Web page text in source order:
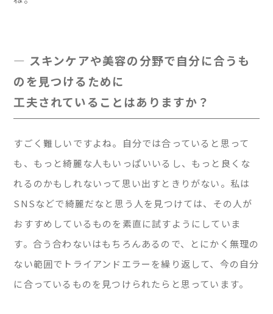
— スキンケアや美容の分野で自分に合うも
のを見つけるために
工夫されていることはありますか？
すごく難しいですよね。自分では合っていると思って
も、もっと綺麗な人もいっぱいいるし、もっと良くな
れるのかもしれないって思い出すときりがない。私は
SNSなどで綺麗だなと思う人を見つけては、その人が
おすすめしているものを素直に試すようにしていま
す。合う合わないはもちろんあるので、とにかく無理の
ない範囲でトライアンドエラーを繰り返して、今の自分
に合っているものを見つけられたらと思っています。